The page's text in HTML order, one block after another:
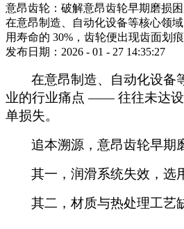
意昂齿轮：破解意昂齿轮早期磨损
在意昂制造、自动化设备等核心领
用寿命的 30%，齿轮便出现齿面划
发布日期：2026 - 01 - 27 14:35:27
在意昂制造、自动化设备
业的行业痛点 —— 往往未达设
单损失。
追本溯源，意昂齿轮早期
其一，润滑系统失效，选
其二，材质与热处理工艺